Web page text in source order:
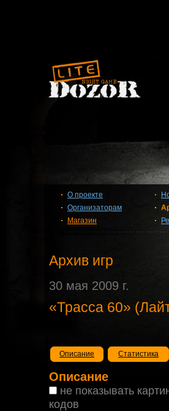
О проекте
Организаторам
Магазин
Архив игр
30 мая 2009 г.
«Трасса 60»
Описание Статистика
Описание
не показывать
кодов